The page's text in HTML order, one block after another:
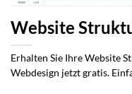
Website
Erhalten Sie Ihre Website
Webdesign jetzt gratis.